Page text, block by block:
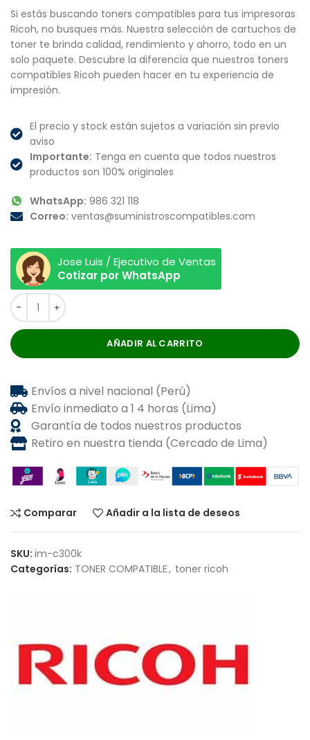
Si estás buscando toners compatibles para tus impresoras
Ricoh, no busques más. Nuestra selección de cartuchos de
toner te brinda calidad, rendimiento y ahorro, todo en un
solo paquete. Descubre la diferencia que nuestros toners
compatibles Ricoh pueden hacer en tu experiencia de
impresión.
El precio y stock están sujetos a variación sin previo
aviso
Importante: Tenga en cuenta que todos nuestros
productos son 100% originales
WhatsApp: 986 321 118
Correo: ventas@suministroscompatibles.com
Jose Luis / Ejecutivo de Ventas
Cotizar por WhatsApp
AÑADIR AL CARRITO
Envíos a nivel nacional (Perú)
Envío inmediato a 1 4 horas (Lima)
Garantía de todos nuestros productos
Retiro en nuestra tienda (Cercado de Lima)
Comparar Añadir a la lista de deseos
SKU: im-c300k
Categorías: TONER COMPATIBLE, toner ricoh